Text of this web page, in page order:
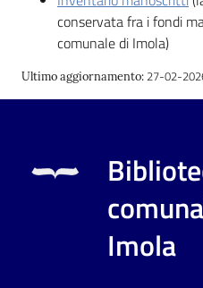
Archivio
storico
Decentrate
la
conservata fra i fondi
comunale di Imola)
Ultimo aggiornamento: 27-02-
Imola